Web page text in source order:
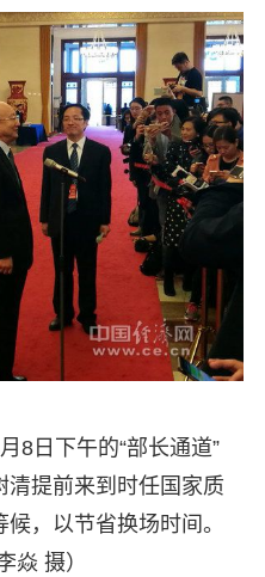
日下午的“部长通道”
清提前来到时任国家质
，以节省换场时间。
焱 摄）